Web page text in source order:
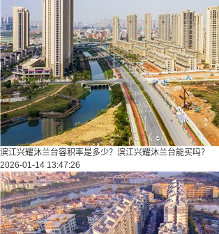
滨江兴耀沐兰台容积率是多少？滨江兴耀沐兰台能买吗？
2026-01-14 13:47:26